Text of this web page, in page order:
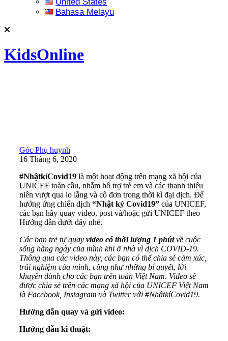
Bahasa Melayu
KidsOnline
Góc Phụ huynh
16 Tháng 6, 2020
#NhậtkíCovid19 là một hoạt động trên mạng xã hội của
UNICEF toàn cầu, nhằm hỗ trợ trẻ em và các thanh thiếu
niên vượt qua lo lắng và cô đơn trong thời kì đại dịch. Để
hưởng ứng chiến dịch “Nhật ký Covid19” của UNICEF,
các bạn hãy quay video, post và/hoặc gửi UNICEF theo
Hướng dẫn dưới đây nhé.
Các bạn trẻ tự quay video có thời lượng 1 phút về cuộc
sống hàng ngày của mình khi ở nhà vì dịch COVID-19.
Thông qua các video này, các bạn có thể chia sẻ cảm xúc,
trải nghiệm của mình, cũng như những bí quyết, lời
khuyên dành cho các bạn trên toàn Việt Nam. Video sẽ
được chia sẻ trên các mạng xã hội của UNICEF Việt Nam
là Facebook, Instagram và Twitter với #NhậtkíCovid19.
Hướng dẫn quay và gửi video:
Hướng dẫn kĩ thuật: